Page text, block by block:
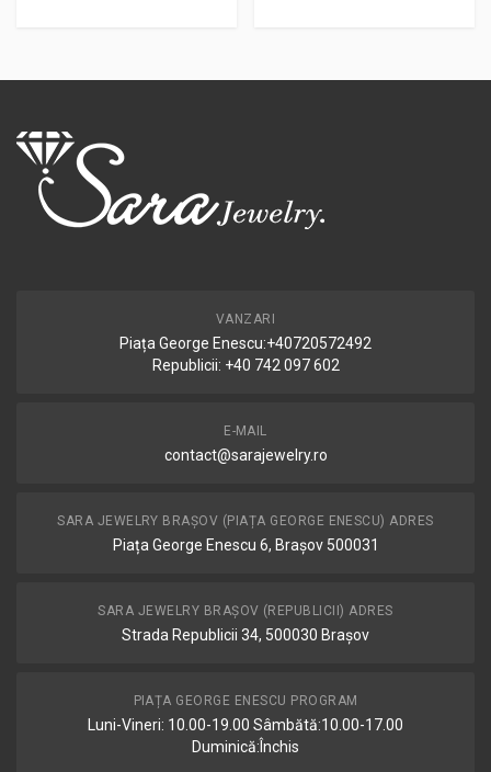
VANZARI
Piața George Enescu:+40720572492
Republicii: +40 742 097 602
E-MAIL
contact@sarajewelry.ro
SARA JEWELRY BRAȘOV (PIAȚA GEORGE ENESCU) ADRES
Piața George Enescu 6, Brașov 500031
SARA JEWELRY BRAȘOV (REPUBLICII) ADRES
Strada Republicii 34, 500030 Brașov
PIAȚA GEORGE ENESCU PROGRAM
Luni-Vineri: 10.00-19.00 Sâmbătă:10.00-17.00
Duminică:Închis